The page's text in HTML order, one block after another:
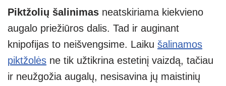
Piktžolių šalinimas neatskiriama kiekvieno
augalo priežiūros dalis. Tad ir auginant
knipofijas to neišvengsime. Laiku šalinamos
piktžolės ne tik užtikrina estetinį vaizdą, tačiau
ir neužgožia augalų, nesisavina jų maistinių